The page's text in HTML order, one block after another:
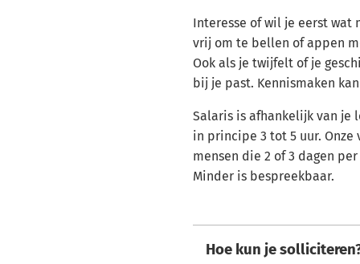
Interesse of wil je eerst wat
vrij om te bellen of appen
Ook als je twijfelt of je
bij je past. Kennismaken
Salaris is afhankelijk van je
in principe 3 tot 5 uur.
mensen die 2 of 3 dagen
Minder is bespreekbaar.
Hoe kun je